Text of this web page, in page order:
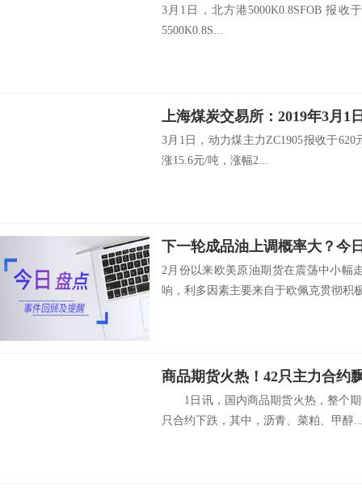
3月1日，北方港5000K0.8SFOB 报收
5500K0.8S...
上海煤炭交易所：2019年3月1
3月1日，动力煤主力ZC1905报收于
涨15.6元/吨，涨幅2...
2月份以来欧美原油期货在震荡中小幅
响，利多因素主要来自于欧佩克贯彻积
商品期货火热！42只主力合约
1日讯，国内商品期货火热，整个期
只合约下跌，其中，沥青、菜粕、甲醇